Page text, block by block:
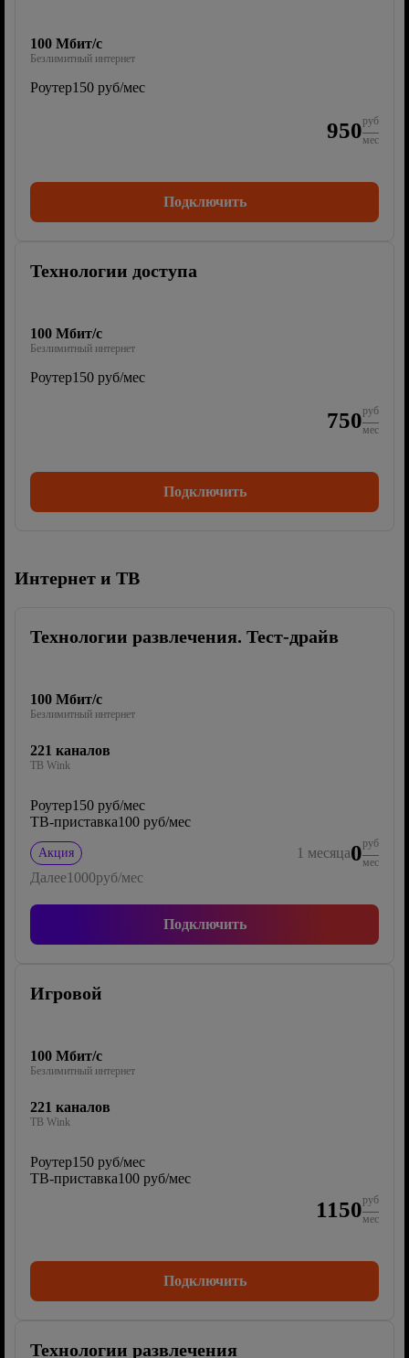
100 Мбит/с
Безлимитный интернет
Роутер150 руб/мес
950руб
мес
Подключить
Технологии доступа
100 Мбит/с
Безлимитный интернет
Роутер150 руб/мес
750руб
мес
Подключить
Интернет и ТВ
Технологии развлечения. Тест-драйв
100 Мбит/с
Безлимитный интернет
221 каналов
ТВ Wink
Роутер150 руб/мес
ТВ-приставка100 руб/мес
Акция 1 месяца0руб
мес
Далее1000руб/мес
Подключить
Игровой
100 Мбит/с
Безлимитный интернет
221 каналов
ТВ Wink
Роутер150 руб/мес
ТВ-приставка100 руб/мес
1150руб
мес
Подключить
Технологии развлечения